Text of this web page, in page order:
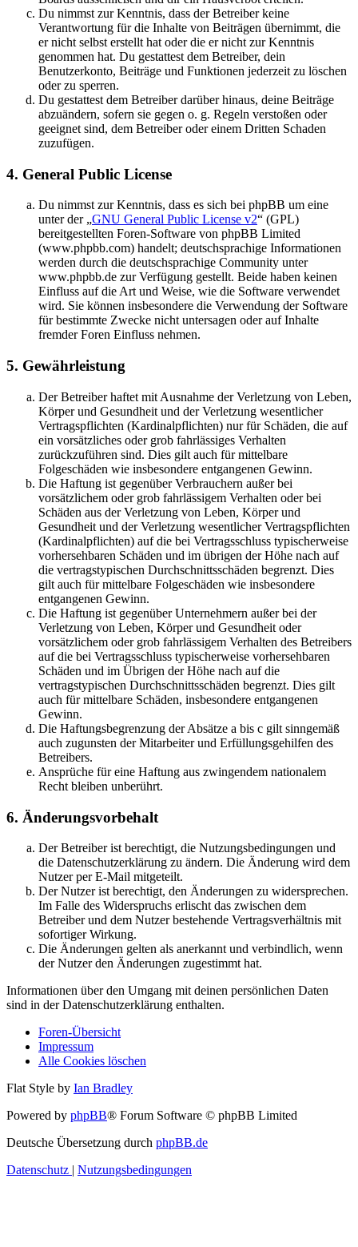
Du nimmst zur Kenntnis, dass der Betreiber keine
Verantwortung für die Inhalte von Beiträgen übernimmt, die
er nicht selbst erstellt hat oder die er nicht zur Kenntnis
genommen hat. Du gestattest dem Betreiber, dein
Benutzerkonto, Beiträge und Funktionen jederzeit zu löschen
oder zu sperren.
Du gestattest dem Betreiber darüber hinaus, deine Beiträge
abzuändern, sofern sie gegen o. g. Regeln verstoßen oder
geeignet sind, dem Betreiber oder einem Dritten Schaden
zuzufügen.
4. General Public License
Du nimmst zur Kenntnis, dass es sich bei phpBB um eine
unter der „GNU General Public License v2“ (GPL)
bereitgestellten Foren-Software von phpBB Limited
(www.phpbb.com) handelt; deutschsprachige Informationen
werden durch die deutschsprachige Community unter
www.phpbb.de zur Verfügung gestellt. Beide haben keinen
Einfluss auf die Art und Weise, wie die Software verwendet
wird. Sie können insbesondere die Verwendung der Software
für bestimmte Zwecke nicht untersagen oder auf Inhalte
fremder Foren Einfluss nehmen.
5. Gewährleistung
Der Betreiber haftet mit Ausnahme der Verletzung von Leben,
Körper und Gesundheit und der Verletzung wesentlicher
Vertragspflichten (Kardinalpflichten) nur für Schäden, die auf
ein vorsätzliches oder grob fahrlässiges Verhalten
zurückzuführen sind. Dies gilt auch für mittelbare
Folgeschäden wie insbesondere entgangenen Gewinn.
Die Haftung ist gegenüber Verbrauchern außer bei
vorsätzlichem oder grob fahrlässigem Verhalten oder bei
Schäden aus der Verletzung von Leben, Körper und
Gesundheit und der Verletzung wesentlicher Vertragspflichten
(Kardinalpflichten) auf die bei Vertragsschluss typischerweise
vorhersehbaren Schäden und im übrigen der Höhe nach auf
die vertragstypischen Durchschnittsschäden begrenzt. Dies
gilt auch für mittelbare Folgeschäden wie insbesondere
entgangenen Gewinn.
Die Haftung ist gegenüber Unternehmern außer bei der
Verletzung von Leben, Körper und Gesundheit oder
vorsätzlichem oder grob fahrlässigem Verhalten des Betreibers
auf die bei Vertragsschluss typischerweise vorhersehbaren
Schäden und im Übrigen der Höhe nach auf die
vertragstypischen Durchschnittsschäden begrenzt. Dies gilt
auch für mittelbare Schäden, insbesondere entgangenen
Gewinn.
Die Haftungsbegrenzung der Absätze a bis c gilt sinngemäß
auch zugunsten der Mitarbeiter und Erfüllungsgehilfen des
Betreibers.
Ansprüche für eine Haftung aus zwingendem nationalem
Recht bleiben unberührt.
6. Änderungsvorbehalt
Der Betreiber ist berechtigt, die Nutzungsbedingungen und
die Datenschutzerklärung zu ändern. Die Änderung wird dem
Nutzer per E-Mail mitgeteilt.
Der Nutzer ist berechtigt, den Änderungen zu widersprechen.
Im Falle des Widerspruchs erlischt das zwischen dem
Betreiber und dem Nutzer bestehende Vertragsverhältnis mit
sofortiger Wirkung.
Die Änderungen gelten als anerkannt und verbindlich, wenn
der Nutzer den Änderungen zugestimmt hat.
Informationen über den Umgang mit deinen persönlichen Daten
sind in der Datenschutzerklärung enthalten.
Foren-Übersicht
Impressum
Alle Cookies löschen
Flat Style by Ian Bradley
Powered by phpBB® Forum Software © phpBB Limited
Deutsche Übersetzung durch phpBB.de
Datenschutz | Nutzungsbedingungen